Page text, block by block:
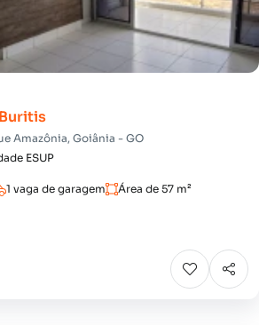
Amazônia, Goiânia - GO
ESUP
1 vaga de garagem Área de 57 m²